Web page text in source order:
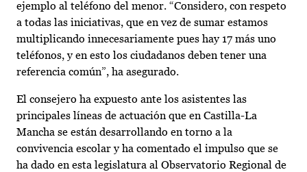
ejemplo al teléfono del menor. “Considero, con respeto
a todas las iniciativas, que en vez de sumar estamos
multiplicando innecesariamente pues hay 17 más uno
teléfonos, y en esto los ciudadanos deben tener una
referencia común”, ha asegurado.
El consejero ha expuesto ante los asistentes las
principales líneas de actuación que en Castilla-La
Mancha se están desarrollando en torno a la
convivencia escolar y ha comentado el impulso que se
ha dado en esta legislatura al Observatorio Regional de